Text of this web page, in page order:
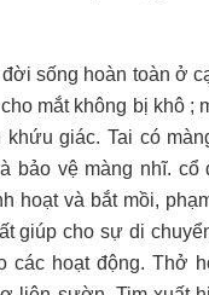
sống hoàn toàn ở
mắt không bị khô
giác. Tai có
bảo vệ màng nhĩ.
hoạt và bắt mồi,
giúp cho sự di
các hoạt động. Thở